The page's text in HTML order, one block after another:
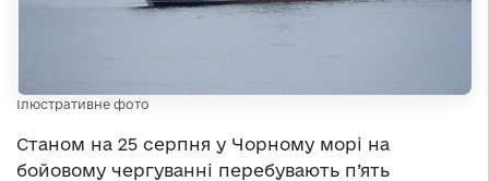
Ілюстративне фото
Станом на 25 серпня у Чорному морі на
бойовому чергуванні перебувають п’ять